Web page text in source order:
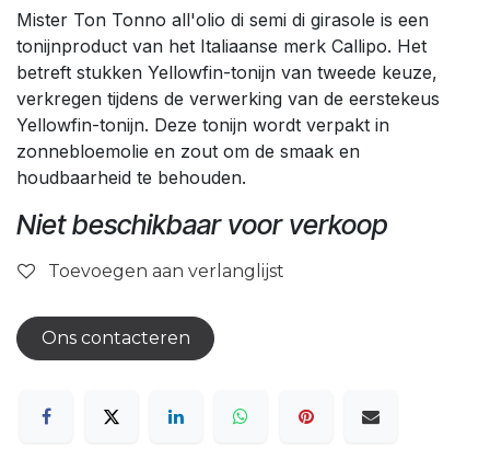
Mister Ton Tonno all'olio di semi di girasole is een
tonijnproduct van het Italiaanse merk Callipo. Het
betreft stukken Yellowfin-tonijn van tweede keuze,
verkregen tijdens de verwerking van de eerstekeus
Yellowfin-tonijn. Deze tonijn wordt verpakt in
zonnebloemolie en zout om de smaak en
houdbaarheid te behouden.
Niet beschikbaar voor verkoop
Toevoegen aan verlanglijst
Ons contacteren